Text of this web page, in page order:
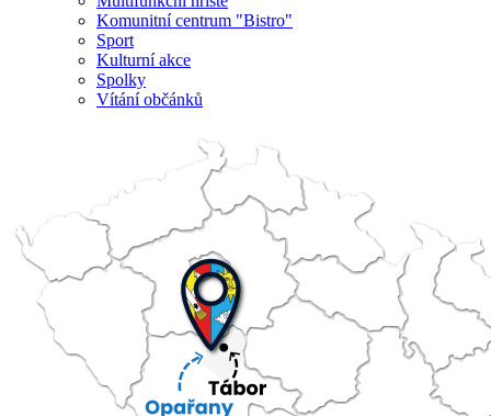
Komunitní centrum "Bistro"
Sport
Kulturní akce
Spolky
Vítání občánků